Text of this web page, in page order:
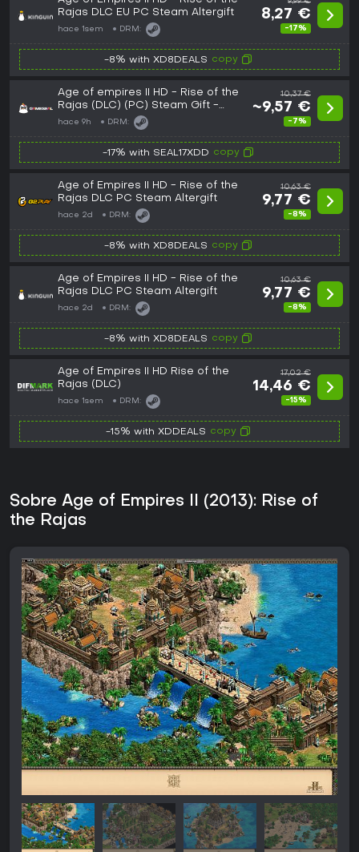
Rajas DLC EU PC Steam Altergift
hace 1sem DRM:
8,27 €
-17%
-8% with XD8DEALS copy
Age of empires II HD - Rise of the
Rajas (DLC) (PC) Steam Gift -
GLOBAL
hace 9h DRM:
10,37 €
~9,57 €
-7%
-17% with SEAL17XDD copy
Age of Empires II HD - Rise of the
Rajas DLC PC Steam Altergift
hace 2d DRM:
10,63 €
9,77 €
-8%
-8% with XD8DEALS copy
Age of Empires II HD - Rise of the
Rajas DLC PC Steam Altergift
hace 2d DRM:
10,63 €
9,77 €
-8%
-8% with XD8DEALS copy
Age of Empires II HD Rise of the
Rajas (DLC)
hace 1sem DRM:
17,02 €
14,46 €
-15%
-15% with XDDEALS copy
Sobre Age of Empires II (2013): Rise of
the Rajas